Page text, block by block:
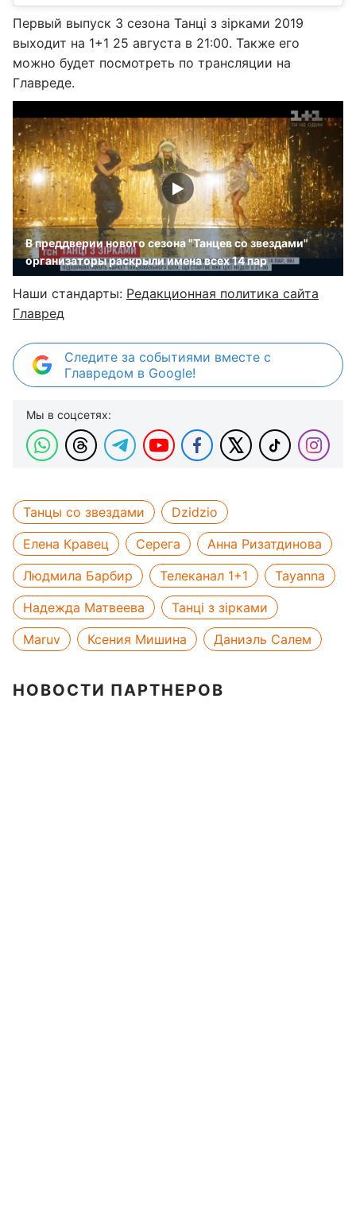
Первый выпуск 3 сезона Танці з зірками 2019
выходит на 1+1 25 августа в 21:00. Также его
можно будет посмотреть по трансляции на
Главреде.
В преддверии нового сезона "Танцев со звездами"
организаторы раскрыли имена всех 14 пар
Наши стандарты: Редакционная политика сайта
Главред
Следите за событиями вместе с
Главредом в Google!
Мы в соцсетях:
Танцы со звездами
Dzidzio
Елена Кравец
Серега
Анна Ризатдинова
Людмила Барбир
Телеканал 1+1
Tayanna
Надежда Матвеева
Танці з зірками
Maruv
Ксения Мишина Даниэль Салем
НОВОСТИ ПАРТНЕРОВ